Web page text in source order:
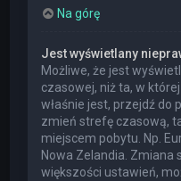
Na górę
Jest wyświetlany
Możliwe, że jest
czasowej, niż ta, w
właśnie jest, przejdź do
zmień strefę czasową,
miejscem pobytu. Np.
Nowa Zelandia. Zmiana
większości ustawień,